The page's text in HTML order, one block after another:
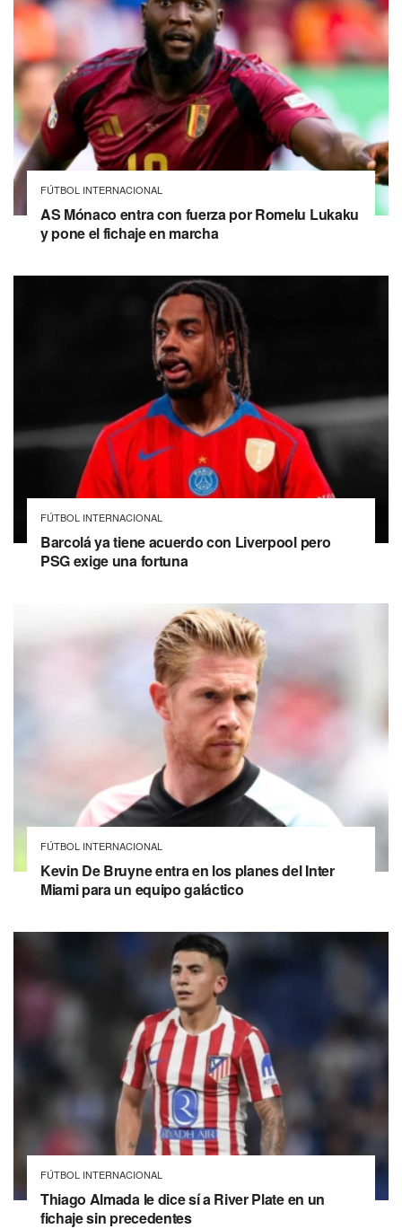
FÚTBOL INTERNACIONAL
AS Mónaco entra con fuerza por Romelu Lukaku
y pone el fichaje en marcha
FÚTBOL INTERNACIONAL
Barcolá ya tiene acuerdo con Liverpool pero
PSG exige una fortuna
FÚTBOL INTERNACIONAL
Kevin De Bruyne entra en los planes del Inter
Miami para un equipo galáctico
FÚTBOL INTERNACIONAL
Thiago Almada le dice sí a River Plate en un
fichaje sin precedentes